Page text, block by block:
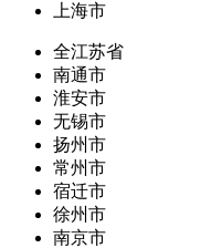
上海市
全江苏省
南通市
淮安市
无锡市
扬州市
常州市
宿迁市
徐州市
南京市